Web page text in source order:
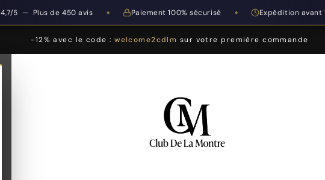
4,7/5 — Plus de 450 avis ◆ Paiement 100% sécurisé ◆ Expédition avant
-12% avec le code :welcome2cdlm sur votre première commande